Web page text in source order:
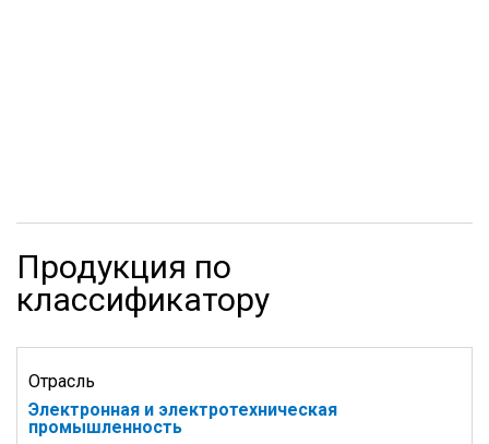
Продукция по
классификатору
Отрасль
Электронная и электротехническая
промышленность